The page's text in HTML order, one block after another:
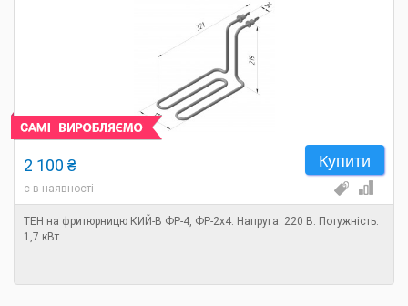
Купити
2 100 ₴
є в наявності
ТЕН на фритюрницю КИЙ-В ФР-4, ФР-2х4. Напруга: 220 В. Потужність:
1,7 кВт.